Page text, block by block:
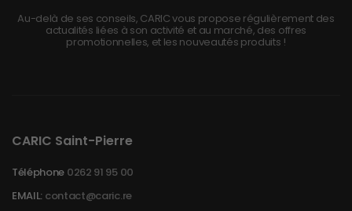
Au-delà de ses conseils, CARIC vous propose régulièrement des
actualités liées à son activité et au marché, des offres
promotionnelles, et les nouveautés produits !
CARIC Saint-Pierre
Téléphone 0262 91 95 00
EMAIL: contact@caric.re